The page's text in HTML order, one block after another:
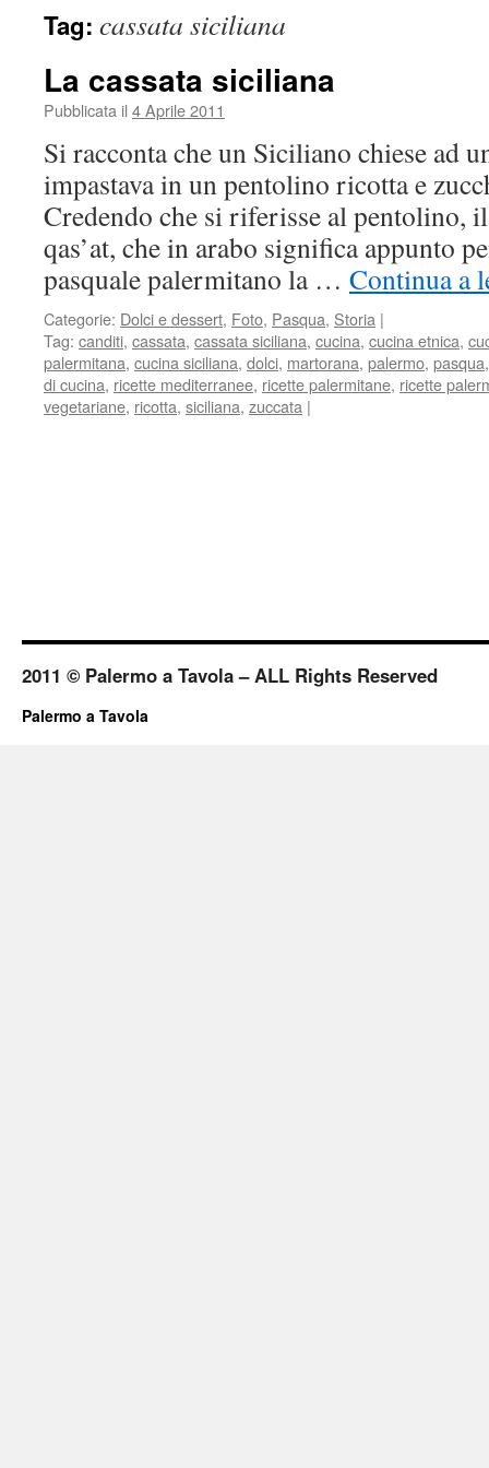
Tag: cassata siciliana
La cassata siciliana
Pubblicata il 4 Aprile 2011
Si racconta che un Siciliano chiese ad
impastava in un pentolino ricotta e
Credendo che si riferisse al pentolino,
qas’at, che in arabo significa appunto
pasquale palermitano la … Continua a
Categorie: Dolci e dessert, Foto, Pasqua, Storia |
Tag: canditi, cassata, cassata siciliana, cucina, cucina etnica,
palermitana, cucina siciliana, dolci, martorana, palermo, pasqua
di cucina, ricette mediterranee, ricette palermitane, ricette
vegetariane, ricotta, siciliana, zuccata |
2011 © Palermo a Tavola – ALL Rights Reserved
Palermo a Tavola